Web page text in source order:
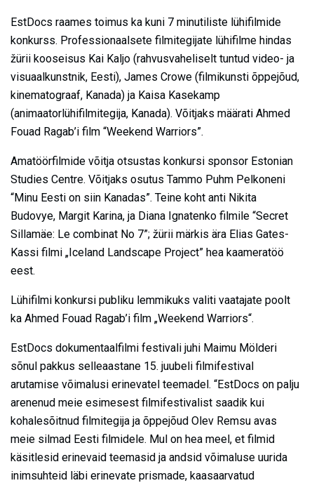
EstDocs raames toimus ka kuni 7 minutiliste lühifilmide
konkurss. Professionaalsete filmitegijate lühifilme hindas
žürii kooseisus Kai Kaljo (rahvusvaheliselt tuntud video- ja
visuaalkunstnik, Eesti), James Crowe (filmikunsti õppejõud,
kinematograaf, Kanada) ja Kaisa Kasekamp
(animaatorlühifilmitegija, Kanada). Võitjaks määrati Ahmed
Fouad Ragab’i film “Weekend Warriors”.
Amatöörfilmide võitja otsustas konkursi sponsor Estonian
Studies Centre. Võitjaks osutus Tammo Puhm Pelkoneni
“Minu Eesti on siin Kanadas”. Teine koht anti Nikita
Budovye, Margit Karina, ja Diana Ignatenko filmile “Secret
Sillamäe: Le combinat No 7”; žürii märkis ära Elias Gates-
Kassi filmi „Iceland Landscape Project” hea kaameratöö
eest.
Lühifilmi konkursi publiku lemmikuks valiti vaatajate poolt
ka Ahmed Fouad Ragab’i film „Weekend Warriors“.
EstDocs dokumentaalfilmi festivali juhi Maimu Mölderi
sõnul pakkus selleaastane 15. juubeli filmifestival
arutamise võimalusi erinevatel teemadel. “EstDocs on palju
arenenud meie esimesest filmifestivalist saadik kui
kohalesõitnud filmitegija ja õppejõud Olev Remsu avas
meie silmad Eesti filmidele. Mul on hea meel, et filmid
käsitlesid erinevaid teemasid ja andsid võimaluse uurida
inimsuhteid läbi erinevate prismade, kaasaarvatud